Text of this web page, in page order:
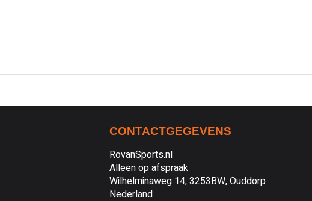
CONTACTGEGEVENS
RovanSports.nl
Alleen op afspraak
Wilhelminaweg 14, 3253BW, Ouddorp
Nederland